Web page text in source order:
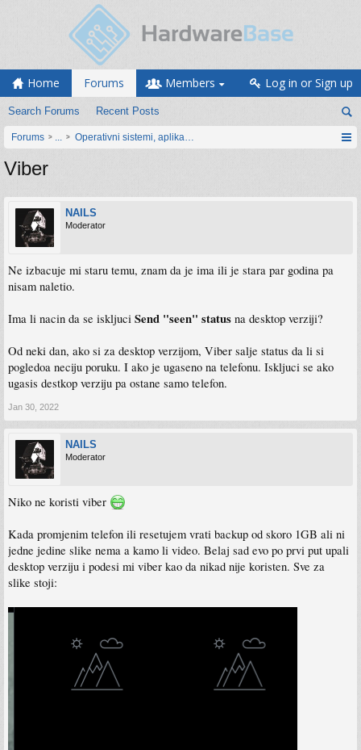
Home Forums
Search Forums Recent Posts
Members Log in or Sign up
Forums ... Operativni sistemi, aplikacije i programiranje
Viber
NAILS
Moderator
Ne izbacuje mi staru temu, znam da je ima ili je stara par godina pa
nisam naletio.
Ima li nacin da se iskljuci Send "seen" status na desktop verziji?
Od neki dan, ako si za desktop verzijom, Viber salje status da li si
pogledoa neciju poruku. I ako je ugaseno na telefonu. Iskljuci se ako
ugasis destkop verziju pa ostane samo telefon.
Jan 30, 2022
NAILS
Moderator
Niko ne koristi viber
Kada promjenim telefon ili resetujem vrati backup od skoro 1GB ali ni
jedne jedine slike nema a kamo li video. Belaj sad evo po prvi put upali
desktop verziju i podesi mi viber kao da nikad nije koristen. Sve za
slike stoji: